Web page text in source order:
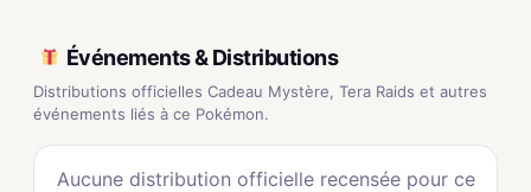
Événements & Distributions
Distributions officielles Cadeau Mystère, Tera Raids et autres
événements liés à ce Pokémon.
Aucune distribution officielle recensée pour ce